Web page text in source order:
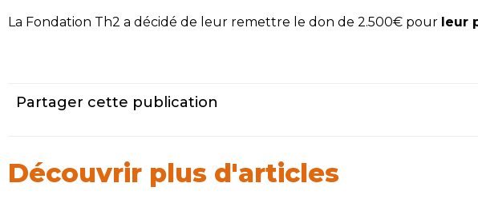
La Fondation Th2 a décidé de leur remettre le don de 2.500€ pour leur
Partager cette publication
Découvrir plus d'articles